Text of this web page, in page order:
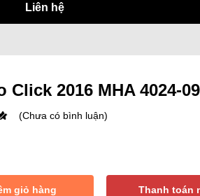
Liên hệ
Click 2016 MHA 4024-
(Chưa có bình luận)
giỏ hàng Thanh toán